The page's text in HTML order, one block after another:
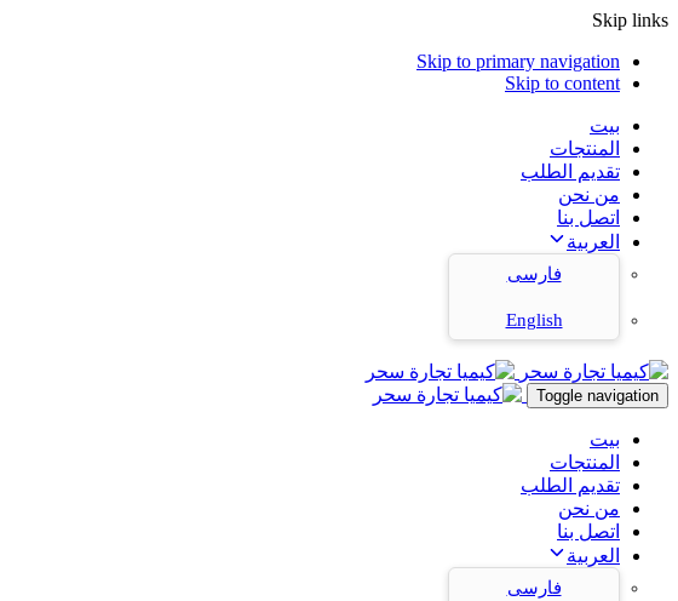
Skip links
Skip to primary navigation
Skip to content
بيت
المنتجات
تقديم الطلب
من نحن
اتصل بنا
العربية
فارسی
English
Toggle navigation
بيت
المنتجات
تقديم الطلب
من نحن
اتصل بنا
العربية
فارسی